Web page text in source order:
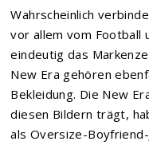
Wahrscheinlich
vor allem vom Football
eindeutig das
New Era gehören
Bekleidung. Die New
diesen Bildern trägt,
als Oversize-